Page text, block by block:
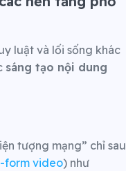
luật và lối sống khác
sáng tạo nội dung
tượng mạng” chỉ sau
form video) như